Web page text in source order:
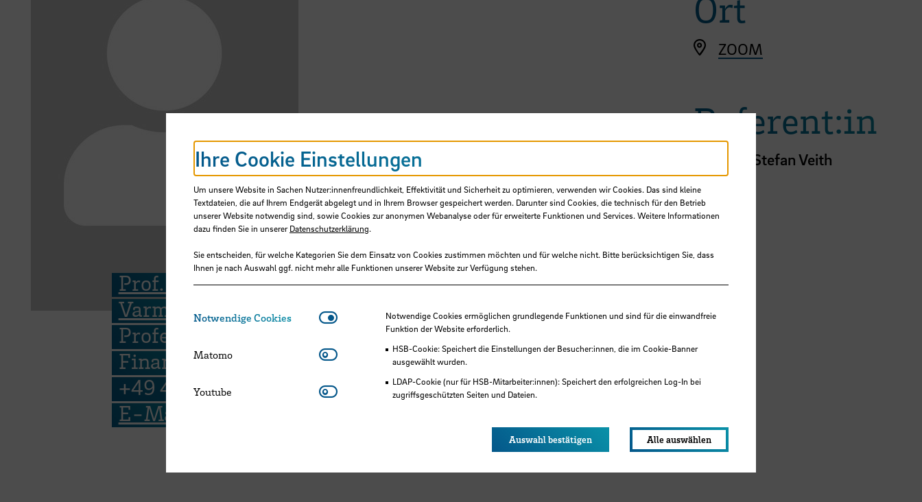
Prof. Dr. Armin
Varmaz
Professor for
Finance
+49 421 5905 4195
E-Mail
ZOOM
Referent:in
Stefan Veith
Fakultät 1
Ihre Cookie Einstellungen
Um unsere Website in Sachen Nutzer:innenfreundlichkeit, Effektivität und Sicherheit zu optimieren, verwenden wir Cookies. Das sind kleine
Textdateien, die auf Ihrem Endgerät abgelegt und in Ihrem Browser gespeichert werden. Darunter sind Cookies, die technisch für den Betrieb
unserer Website notwendig sind, sowie Cookies zur anonymen Webanalyse oder für erweiterte Funktionen und Services. Weitere Informationen
dazu finden Sie in unsererDatenschutzerklärung.
Sie entscheiden, für welche Kategorien Sie dem Einsatz von Cookies zustimmen möchten und für welche nicht. Bitte berücksichtigen Sie, dass
Ihnen je nach Auswahl ggf. nicht mehr alle Funktionen unserer Website zur Verfügung stehen.
Notwendige Cookies Notwendige CookiesNotwendige Cookies ermöglichen grundlegende Funktionen und sind für die einwandfreie
Funktion der Website erforderlich.
HSB-Cookie: Speichert die Einstellungen der Besucher:innen, die im Cookie-Banner
ausgewählt wurden.
LDAP-Cookie (nur für HSB-Mitarbeiter:innen): Speichert den erfolgreichen Log-In bei
zugriffsgeschützten Seiten und Dateien.
Matomo Matomo
Youtube Youtube
Auswahl bestätigen Alle auswählen